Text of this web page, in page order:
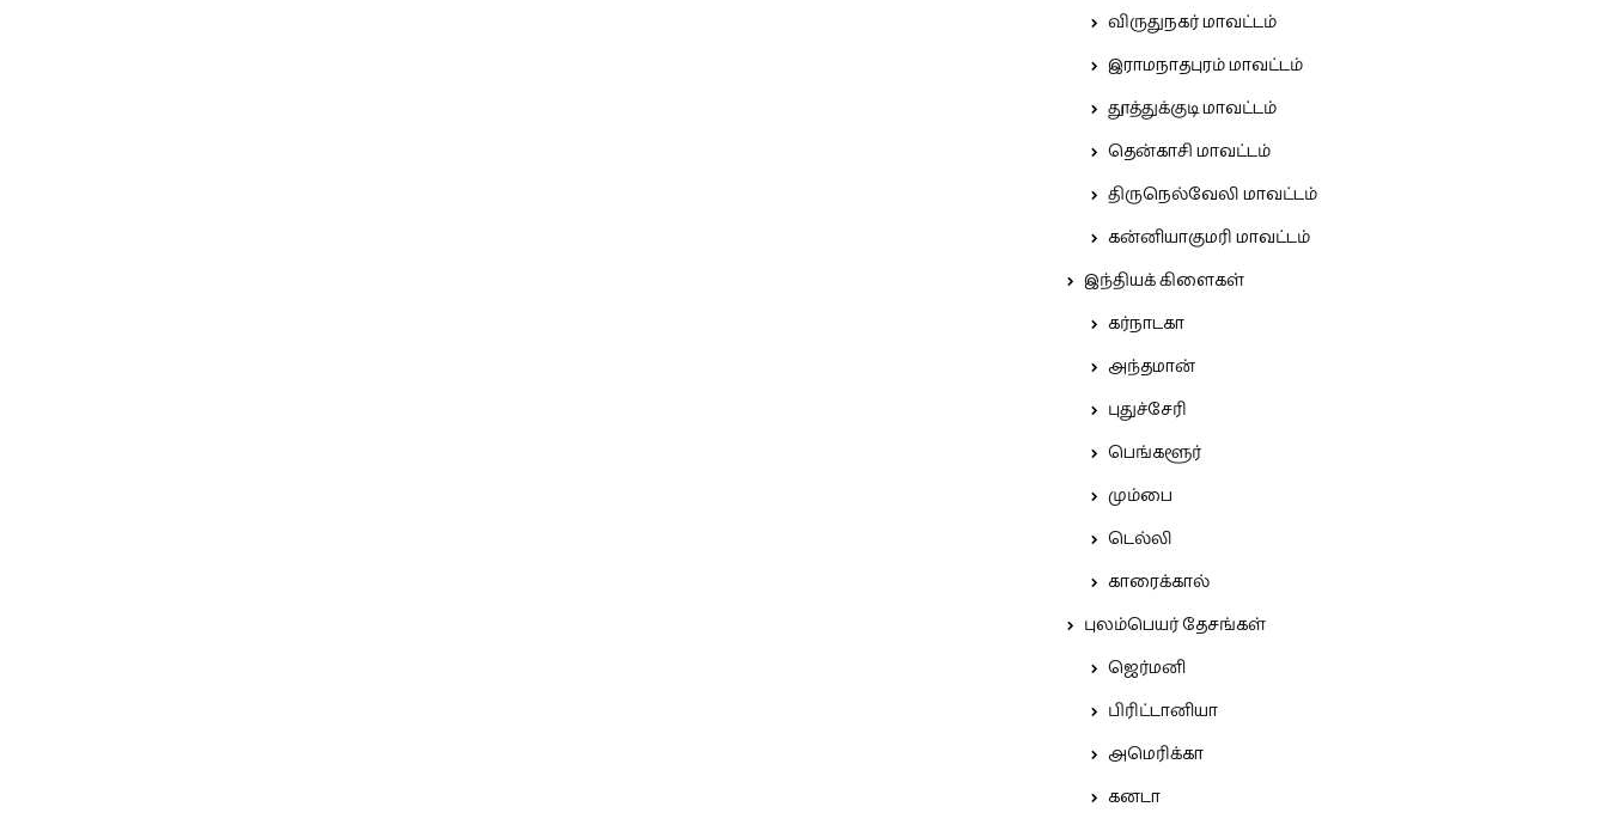
விருதுநகர் மாவட்டம்
இராமநாதபுரம் மாவட்டம்
தூத்துக்குடி மாவட்டம்
தென்காசி மாவட்டம்
திருநெல்வேலி மாவட்டம்
கன்னியாகுமரி மாவட்டம்
இந்தியக் கிளைகள்
கர்நாடகா
அந்தமான்
புதுச்சேரி
பெங்களூர்
மும்பை
டெல்லி
காரைக்கால்
புலம்பெயர் தேசங்கள்
ஜெர்மனி
பிரிட்டானியா
அமெரிக்கா
கனடா